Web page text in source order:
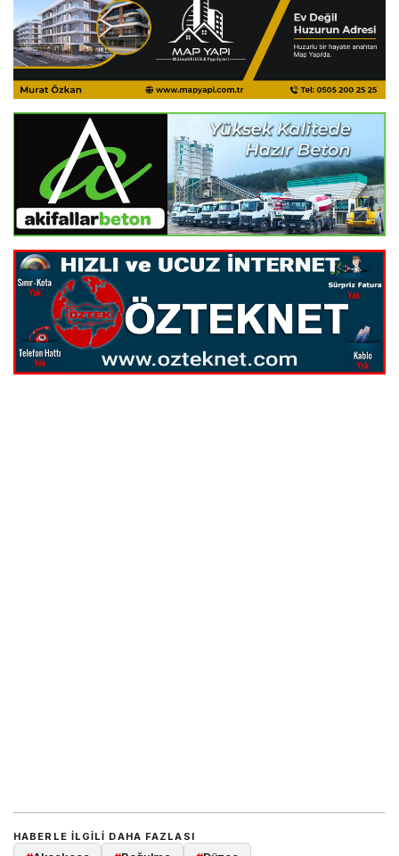
HABERLE ILGILI DAHA FAZLASI